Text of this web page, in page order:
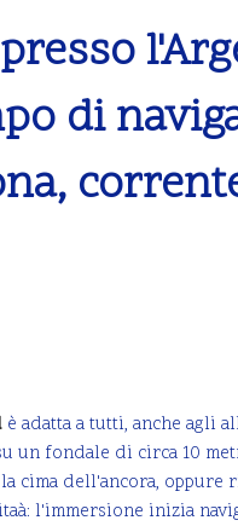
di
è adatta a tutti, anche agli
un fondale di circa 10
cima dell'ancora,
l'immersione inizia